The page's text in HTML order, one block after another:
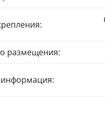
размещения: